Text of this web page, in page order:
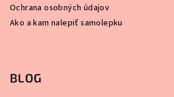
Ochrana osobných údajov
Ako a kam nalepiť samolepku
BLOG